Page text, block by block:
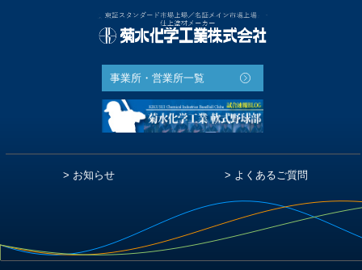
事業所・営業所一覧
お知らせ よくあるご質問